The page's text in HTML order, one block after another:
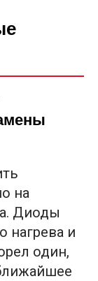
на
Диоды
нагрева и
один,